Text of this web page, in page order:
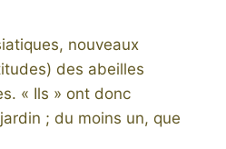
nouveaux
des abeilles
« Ils » ont donc
; du moins un, que